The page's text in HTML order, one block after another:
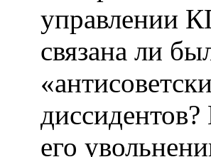
управлении
связана ли
его